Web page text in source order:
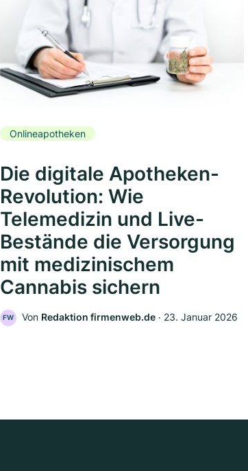
Onlineapotheken
Die digitale Apotheken-
Revolution: Wie
Telemedizin und Live-
Bestände die Versorgung
mit medizinischem
Cannabis sichern
FW Von Redaktion firmenweb.de ‧ 23. Januar 2026